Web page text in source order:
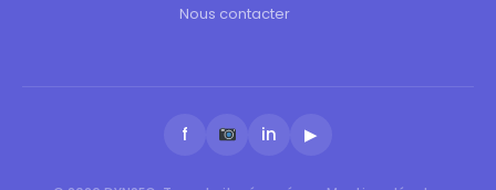
Nous contacter
f in ▶